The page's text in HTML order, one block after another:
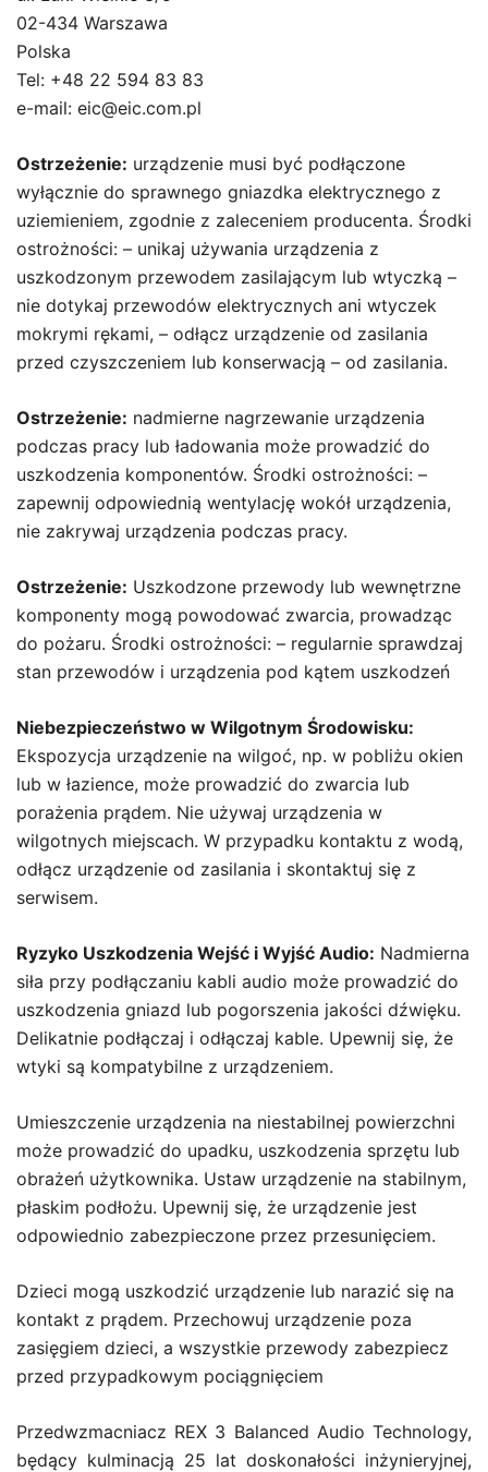
02-434 Warszawa
Polska
Tel: +48 22 594 83 83
e-mail: eic@eic.com.pl
Ostrzeżenie: urządzenie musi być podłączone
wyłącznie do sprawnego gniazdka elektrycznego z
uziemieniem, zgodnie z zaleceniem producenta. Środki
ostrożności: – unikaj używania urządzenia z
uszkodzonym przewodem zasilającym lub wtyczką –
nie dotykaj przewodów elektrycznych ani wtyczek
mokrymi rękami, – odłącz urządzenie od zasilania
przed czyszczeniem lub konserwacją – od zasilania.
Ostrzeżenie: nadmierne nagrzewanie urządzenia
podczas pracy lub ładowania może prowadzić do
uszkodzenia komponentów. Środki ostrożności: –
zapewnij odpowiednią wentylację wokół urządzenia,
nie zakrywaj urządzenia podczas pracy.
Ostrzeżenie: Uszkodzone przewody lub wewnętrzne
komponenty mogą powodować zwarcia, prowadząc
do pożaru. Środki ostrożności: – regularnie sprawdzaj
stan przewodów i urządzenia pod kątem uszkodzeń
Niebezpieczeństwo w Wilgotnym Środowisku:
Ekspozycja urządzenie na wilgoć, np. w pobliżu okien
lub w łazience, może prowadzić do zwarcia lub
porażenia prądem. Nie używaj urządzenia w
wilgotnych miejscach. W przypadku kontaktu z wodą,
odłącz urządzenie od zasilania i skontaktuj się z
serwisem.
Ryzyko Uszkodzenia Wejść i Wyjść Audio: Nadmierna
siła przy podłączaniu kabli audio może prowadzić do
uszkodzenia gniazd lub pogorszenia jakości dźwięku.
Delikatnie podłączaj i odłączaj kable. Upewnij się, że
wtyki są kompatybilne z urządzeniem.
Umieszczenie urządzenia na niestabilnej powierzchni
może prowadzić do upadku, uszkodzenia sprzętu lub
obrażeń użytkownika. Ustaw urządzenie na stabilnym,
płaskim podłożu. Upewnij się, że urządzenie jest
odpowiednio zabezpieczone przez przesunięciem.
Dzieci mogą uszkodzić urządzenie lub narazić się na
kontakt z prądem. Przechowuj urządzenie poza
zasięgiem dzieci, a wszystkie przewody zabezpiecz
przed przypadkowym pociągnięciem
Przedwzmacniacz REX 3 Balanced Audio Technology,
będący kulminacją 25 lat doskonałości inżynieryjnej,